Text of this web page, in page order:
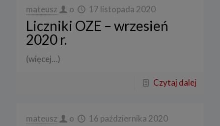
mateusz o 17 listopada 2020
Liczniki OZE – wrzesień
2020 r.
(więcej…)
Czytaj dalej
mateusz o 16 października 2020